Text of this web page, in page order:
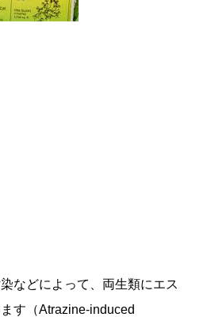
などによって、両生類にエス
す（Atrazine-induced